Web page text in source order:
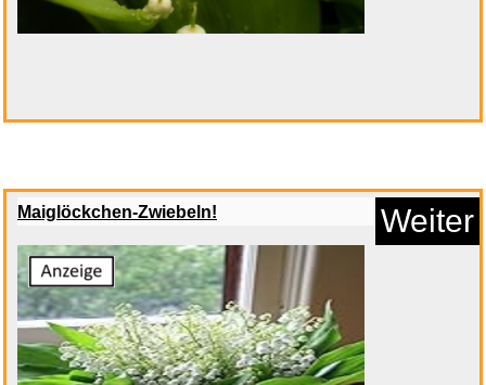
Come Around Sundown [Vinyl
LP]...
Anzeige
Maiglöckchen-Zwiebeln! Weiter